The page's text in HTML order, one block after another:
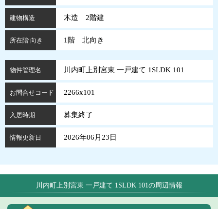
建物構造 木造 2階建
所在階 向き 1階 北向き
物件管理名 川内町上別宮東 一戸建て 1SLDK 101
お問合せコード 2266x101
入居時期 募集終了
情報更新日 2026年06月23日
川内町上別宮東 一戸建て 1SLDK 101の周辺情報